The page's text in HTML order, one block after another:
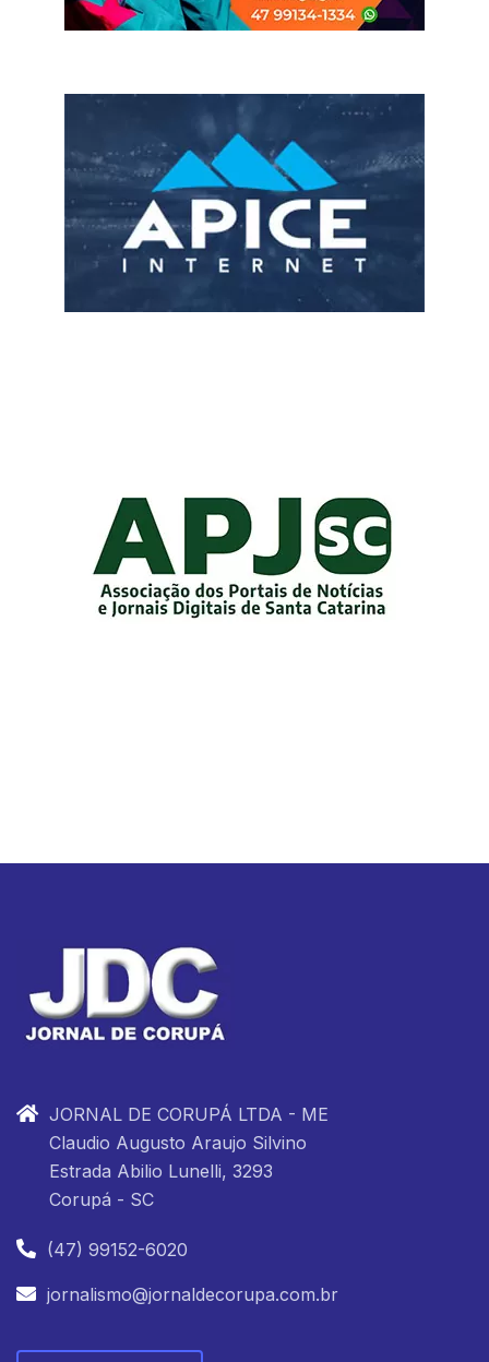
JORNAL DE CORUPÁ LTDA - ME
Claudio Augusto Araujo Silvino
Estrada Abilio Lunelli, 3293
Corupá - SC
(47) 99152-6020
jornalismo@jornaldecorupa.com.br